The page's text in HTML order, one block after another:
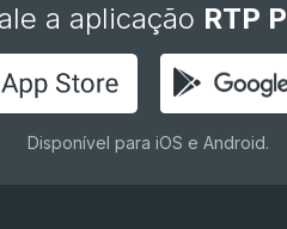
a aplicação RTP
Disponível para iOS e Android.